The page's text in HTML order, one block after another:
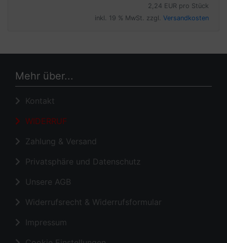
2,24 EUR pro Stück
inkl. 19 % MwSt. zzgl. Versandkosten
Mehr über...
Kontakt
WIDERRUF
Zahlung & Versand
Privatsphäre und Datenschutz
Unsere AGB
Widerrufsrecht & Widerrufsformular
Impressum